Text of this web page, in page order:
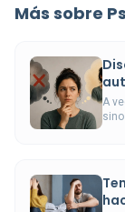
Más sobre
A